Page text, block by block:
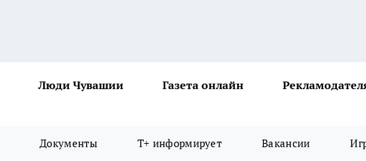
Люди Чувашии Газета онлайн
Документы Т+ информирует Вакансии